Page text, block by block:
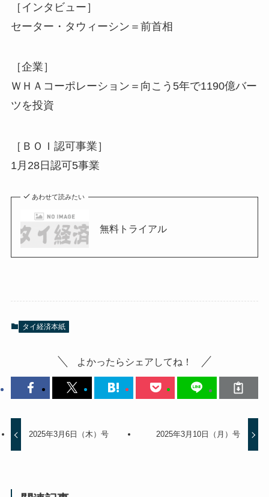
［インタビュー］
セーター・タウィーシン＝前首相
［企業］
ＷＨＡコーポレーション＝向こう5年で1190億バー
ツを投資
［ＢＯＩ認可事業］
1月28日認可5事業
あわせて読みたい
無料トライアル
タイ経済本紙
よかったらシェアしてね！
2025年3月6日（木）号 2025年3月10日（月）号